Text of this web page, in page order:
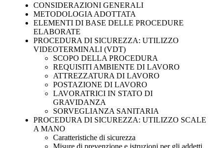
CONSIDERAZIONI GENERALI
METODOLOGIA ADOTTATA
ELEMENTI DI BASE DELLE PROCEDURE
ELABORATE
PROCEDURA DI SICUREZZA: UTILIZZO
VIDEOTERMINALI (VDT)
SCOPO DELLA PROCEDURA
REQUISITI AMBIENTE DI LAVORO
ATTREZZATURA DI LAVORO
POSTAZIONE DI LAVORO
LAVORATRICI IN STATO DI
GRAVIDANZA
SORVEGLIANZA SANITARIA
PROCEDURA DI SICUREZZA: UTILIZZO SCALE
A MANO
Caratteristiche di sicurezza
Misure di prevenzione e istruzioni per gli addetti